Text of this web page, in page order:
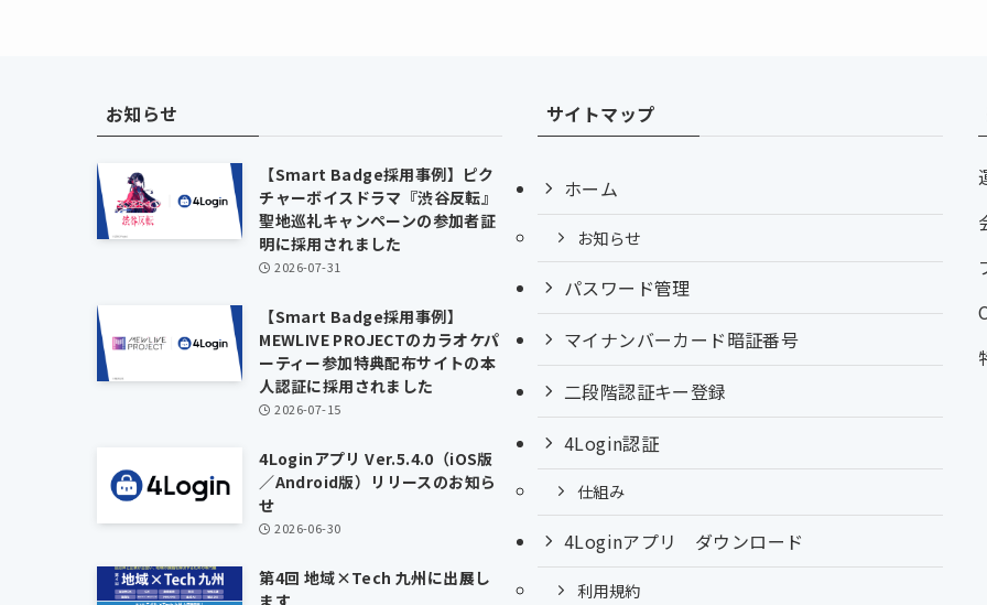
お知らせ
【Smart Badge採用事例】ピク
チャーボイスドラマ『渋谷反転』
聖地巡礼キャンペーンの参加者証
明に採用されました
2026-07-31
【Smart Badge採用事例】
MEWLIVE PROJECTのカラオケパ
ーティー参加特典配布サイトの本
人認証に採用されました
2026-07-15
4Loginアプリ Ver.5.4.0（iOS版
／Android版）リリースのお知ら
せ
2026-06-30
第4回 地域×Tech 九州に出展し
ます
サイトマップ
ホーム
お知らせ
パスワード管理
マイナンバーカード暗証番号
二段階認証キー登録
4Login認証
仕組み
4Loginアプリ ダウンロード
利用規約